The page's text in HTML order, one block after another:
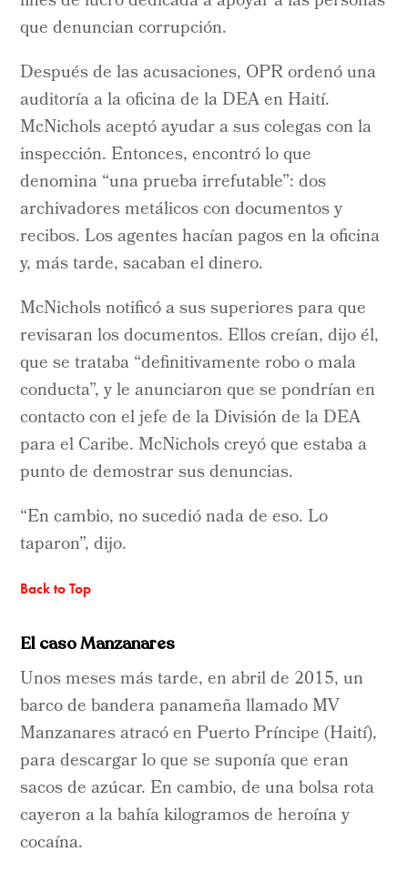
que denuncian corrupción.
Después de las acusaciones, OPR ordenó una
auditoría a la oficina de la DEA en Haití.
McNichols aceptó ayudar a sus colegas con la
inspección. Entonces, encontró lo que
denomina “una prueba irrefutable”: dos
archivadores metálicos con documentos y
recibos. Los agentes hacían pagos en la oficina
y, más tarde, sacaban el dinero.
McNichols notificó a sus superiores para que
revisaran los documentos. Ellos creían, dijo él,
que se trataba “definitivamente robo o mala
conducta”, y le anunciaron que se pondrían en
contacto con el jefe de la División de la DEA
para el Caribe. McNichols creyó que estaba a
punto de demostrar sus denuncias.
“En cambio, no sucedió nada de eso. Lo
taparon”, dijo.
Back to Top
El caso Manzanares
Unos meses más tarde, en abril de 2015, un
barco de bandera panameña llamado MV
Manzanares atracó en Puerto Príncipe (Haití),
para descargar lo que se suponía que eran
sacos de azúcar. En cambio, de una bolsa rota
cayeron a la bahía kilogramos de heroína y
cocaína.